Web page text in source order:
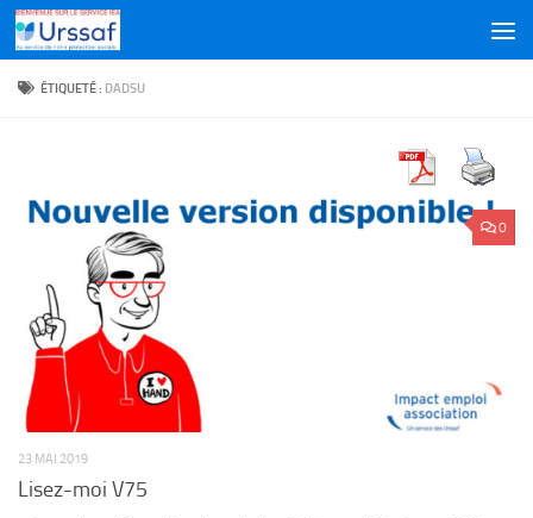
Skip to content
ÉTIQUETÉ : DADSU
0
23 MAI 2019
Lisez-moi V75